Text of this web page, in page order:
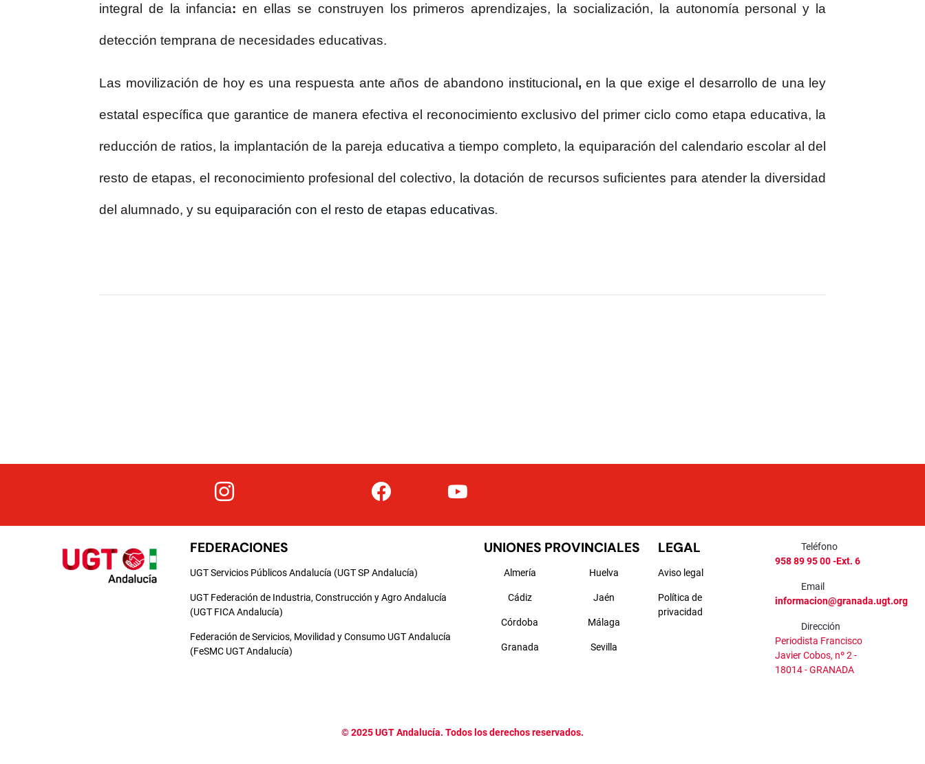
integral de la infancia:en ellas se construyen los primeros aprendizajes, la socialización, la autonomía personal y la
detección temprana de necesidades educativas.
Las movilización de hoy es una respuesta ante años de abandono institucional , en la que exige el desarrollo de una ley
estatal específica que garantice de manera efectiva el reconocimiento exclusivo del primer ciclo como etapa educativa, la
reducción de ratios, la implantación de la pareja educativa a tiempo completo, la equiparación del calendario escolar al del
resto de etapas, el reconocimiento profesional del colectivo, la dotación de recursos suficientes para atender la diversidad
del alumnado, y su equiparación con el resto de etapas educativas.
FEDERACIONES
UGT Servicios Públicos Andalucía (UGT SP Andalucía)
UGT Federación de Industria, Construcción y Agro Andalucía
(UGT FICA Andalucía)
Federación de Servicios, Movilidad y Consumo UGT Andalucía
(FeSMC UGT Andalucía)
UNIONES PROVINCIALES
Almería
Cádiz
Córdoba
Granada
Huelva
Jaén
Málaga
Sevilla
LEGAL
Aviso legal
Política de
privacidad
Teléfono
958 89 95 00 -Ext. 6
Email
informacion@granada.ugt.org
Dirección
Periodista Francisco
Javier Cobos, nº 2 -
18014 - GRANADA
©2025UGT Andalucía. Todos los derechos reservados.